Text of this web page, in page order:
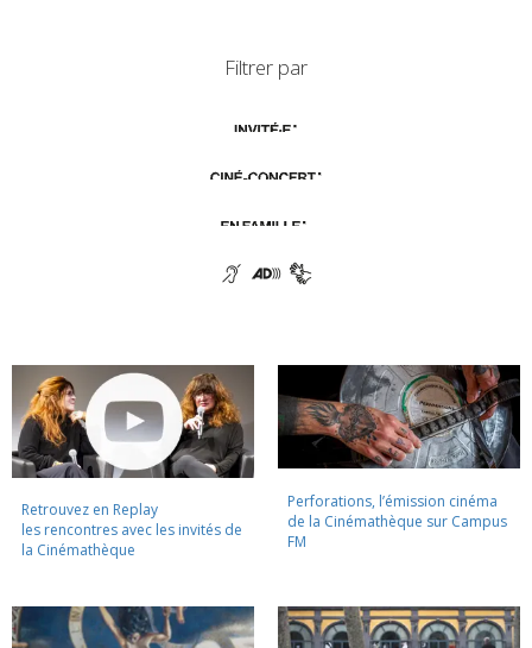
Filtrer par
Retrouvez en Replay
les rencontres avec les invités de
la Cinémathèque
Perforations, l’émission cinéma
de la Cinémathèque sur Campus
FM